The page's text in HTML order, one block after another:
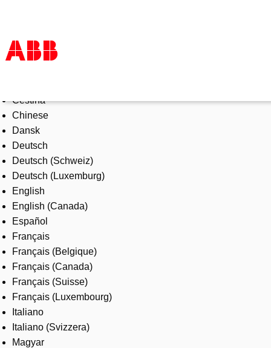
Products & Solutions
Industries
Services
About us
Where to buy
Contact us
Careers
Čeština
Chinese
Dansk
Deutsch
Deutsch (Schweiz)
Deutsch (Luxemburg)
English
English (Canada)
Español
Français
Français (Belgique)
Français (Canada)
Français (Suisse)
Français (Luxembourg)
Italiano
Italiano (Svizzera)
Magyar